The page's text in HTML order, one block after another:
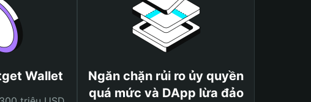
Wallet
Ngăn chặn rủi ro ủy quyền
quá mức và DApp lừa đảo